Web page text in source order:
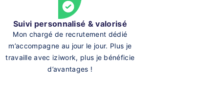
Suivi personnalisé & valorisé
Mon chargé de recrutement dédié
m’accompagne au jour le jour. Plus je
travaille avec iziwork, plus je bénéficie
d’avantages !